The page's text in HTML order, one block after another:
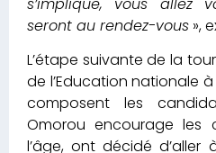
seront au rendez-vous »,
L’étape suivante de la
de l’Education nationale à
composent les
Omorou encourage les
l’âge, ont décidé